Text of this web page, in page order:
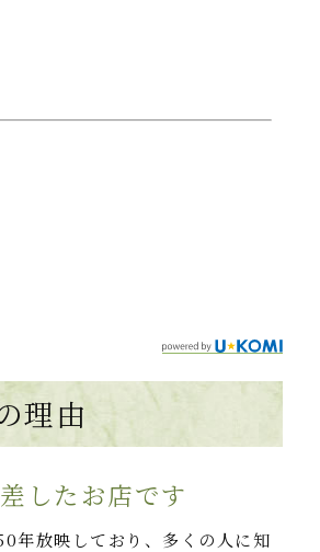
理由
したお店です
年放映しており、多くの人に知